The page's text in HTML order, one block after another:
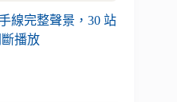
線完整聲景，30 站
播放